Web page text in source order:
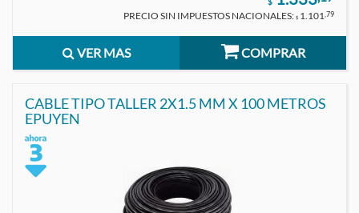
PRECIO SIN IMPUESTOS NACIONALES: $ 1.101,79
VER MAS COMPRAR
CABLE TIPO TALLER 2X1.5 MM X 100 METROS
EPUYEN